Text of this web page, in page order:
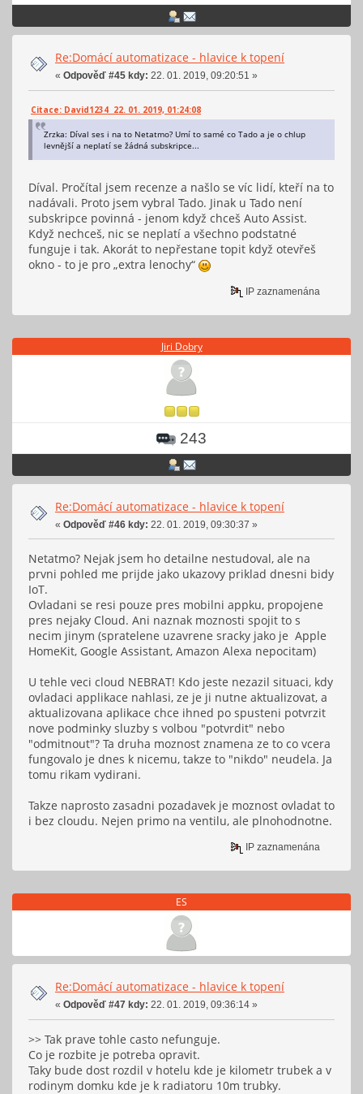
Re:Domácí automatizace - hlavice k topení
« Odpověď #45 kdy: 22. 01. 2019, 09:20:51 »
Citace: David1234 22. 01. 2019, 01:24:08
Zrzka: Díval ses i na to Netatmo? Umí to samé co Tado a je o chlup
levnější a neplatí se žádná subskripce...
Díval. Pročítal jsem recenze a našlo se víc lidí, kteří na to
nadávali. Proto jsem vybral Tado. Jinak u Tado není
subskripce povinná - jenom když chceš Auto Assist.
Když nechceš, nic se neplatí a všechno podstatné
funguje i tak. Akorát to nepřestane topit když otevřeš
okno - to je pro „extra lenochy“
IP zaznamenána
Jiri Dobry
243
Re:Domácí automatizace - hlavice k topení
« Odpověď #46 kdy: 22. 01. 2019, 09:30:37 »
Netatmo? Nejak jsem ho detailne nestudoval, ale na
prvni pohled me prijde jako ukazovy priklad dnesni bidy
IoT.
Ovladani se resi pouze pres mobilni appku, propojene
pres nejaky Cloud. Ani naznak moznosti spojit to s
necim jinym (spratelene uzavrene sracky jako je Apple
HomeKit, Google Assistant, Amazon Alexa nepocitam)
U tehle veci cloud NEBRAT! Kdo jeste nezazil situaci, kdy
ovladaci applikace nahlasi, ze je ji nutne aktualizovat, a
aktualizovana aplikace chce ihned po spusteni potvrzit
nove podminky sluzby s volbou "potvrdit" nebo
"odmitnout"? Ta druha moznost znamena ze to co vcera
fungovalo je dnes k nicemu, takze to "nikdo" neudela. Ja
tomu rikam vydirani.
Takze naprosto zasadni pozadavek je moznost ovladat to
i bez cloudu. Nejen primo na ventilu, ale plnohodnotne.
IP zaznamenána
ES
Re:Domácí automatizace - hlavice k topení
« Odpověď #47 kdy: 22. 01. 2019, 09:36:14 »
>> Tak prave tohle casto nefunguje.
Co je rozbite je potreba opravit.
Taky bude dost rozdil v hotelu kde je kilometr trubek a v
rodinym domku kde je k radiatoru 10m trubky.